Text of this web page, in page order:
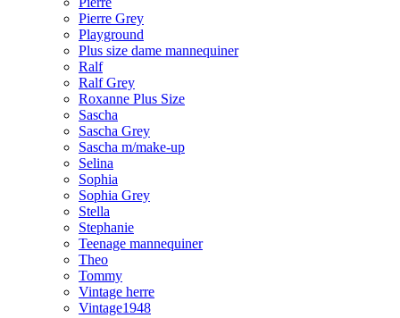
Pierre Grey
Playground
Plus size dame mannequiner
Ralf
Ralf Grey
Roxanne Plus Size
Sascha
Sascha Grey
Sascha m/make-up
Selina
Sophia
Sophia Grey
Stella
Stephanie
Teenage mannequiner
Theo
Tommy
Vintage herre
Vintage1948